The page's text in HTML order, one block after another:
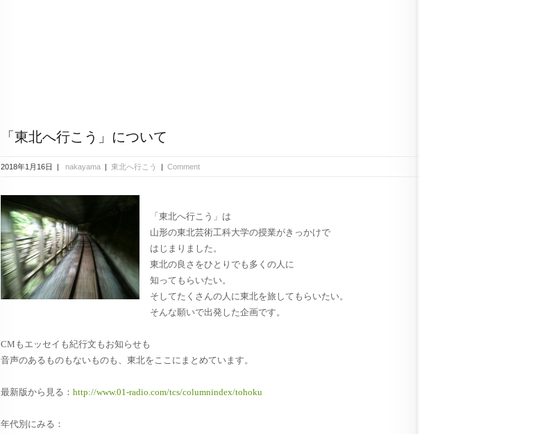
「東北へ行こう」について
2018年1月16日 | nakayama | 東北へ行こう | Comment
「東北へ行こう」は
山形の東北芸術工科大学の授業がきっかけで
はじまりました。
東北の良さをひとりでも多くの人に
知ってもらいたい。
そしてたくさんの人に東北を旅してもらいたい。
そんな願いで出発した企画です。
CMもエッセイも紀行文もお知らせも
音声のあるものもないものも、東北をここにまとめています。
最新版から見る： http://www.01-radio.com/tcs/columnindex/tohoku
年代別にみる：